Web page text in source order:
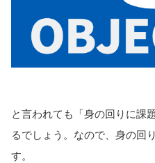
と言われても「身の回りに課
るでしょう。なので、身の回
す。